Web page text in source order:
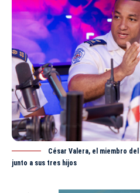
César Valera, el miembro
junto a sus tres hijos